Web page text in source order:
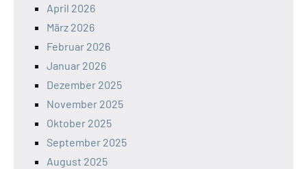
April 2026
März 2026
Februar 2026
Januar 2026
Dezember 2025
November 2025
Oktober 2025
September 2025
August 2025